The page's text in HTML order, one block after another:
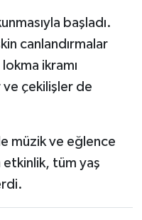
başladı.
canlandırmalar
ikramı
ve çekilişler de
müzik ve eğlence
tüm yaş